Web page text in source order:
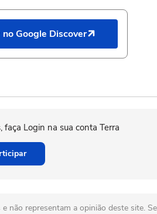
no Google Discover
Login na sua conta Terra
não representam a opinião deste site.